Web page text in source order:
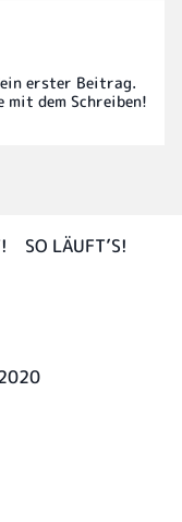
erster Beitrag.
mit dem Schreiben!
SO LÄUFT’S!